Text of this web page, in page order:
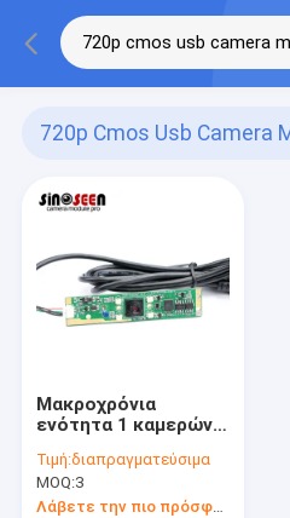
720p Cmos Usb Camera
Μακροχρόνια
ενότητα 1 καμερών
USB λουρίδων μέγα
εικονοκύτταρο με
LEDs
Τιμή:διαπραγματεύσιμα
MOQ:3
Λάβετε την πιο πρόσφατη τιμή